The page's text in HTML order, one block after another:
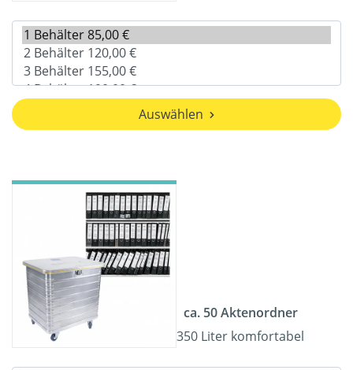
Auswählen
ca. 50 Aktenordner
350 Liter komfortabel